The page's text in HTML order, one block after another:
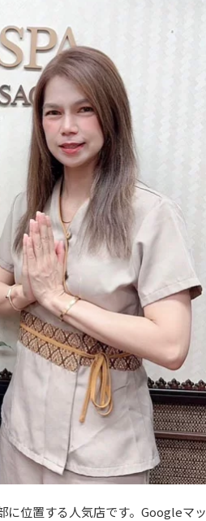
に位置する人気店です。Googleマッ